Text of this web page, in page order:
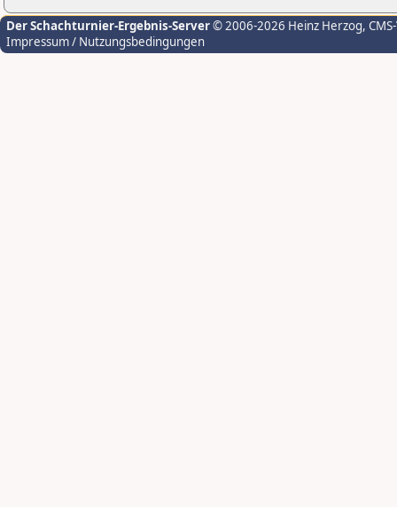
Der Schachturnier-Ergebnis-Server© 2006-2026 Heinz Herzog,
Impressum / Nutzungsbedingungen